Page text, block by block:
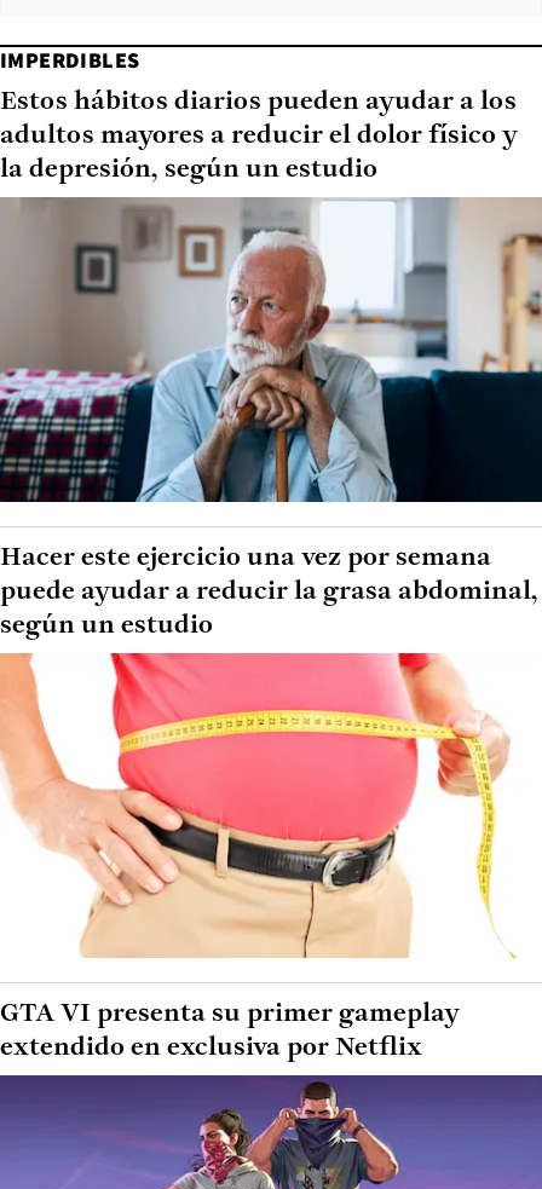
IMPERDIBLES
Estos hábitos diarios pueden ayudar a los
adultos mayores a reducir el dolor físico y
la depresión, según un estudio
Hacer este ejercicio una vez por semana
puede ayudar a reducir la grasa abdominal,
según un estudio
GTA VI presenta su primer gameplay
extendido en exclusiva por Netflix